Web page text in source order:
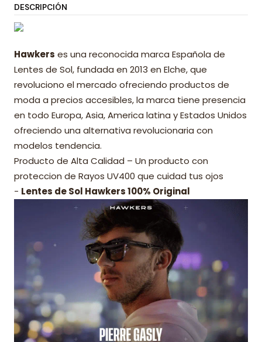
DESCRIPCIÓN
Hawkers es una reconocida marca Española de
Lentes de Sol, fundada en 2013 en Elche, que
revoluciono el mercado ofreciendo productos de
moda a precios accesibles, la marca tiene presencia
en todo Europa, Asia, America latina y Estados Unidos
ofreciendo una alternativa revolucionaria con
modelos tendencia.
Producto de Alta Calidad – Un producto con
proteccion de Rayos UV400 que cuidad tus ojos
- Lentes de Sol Hawkers 100% Original